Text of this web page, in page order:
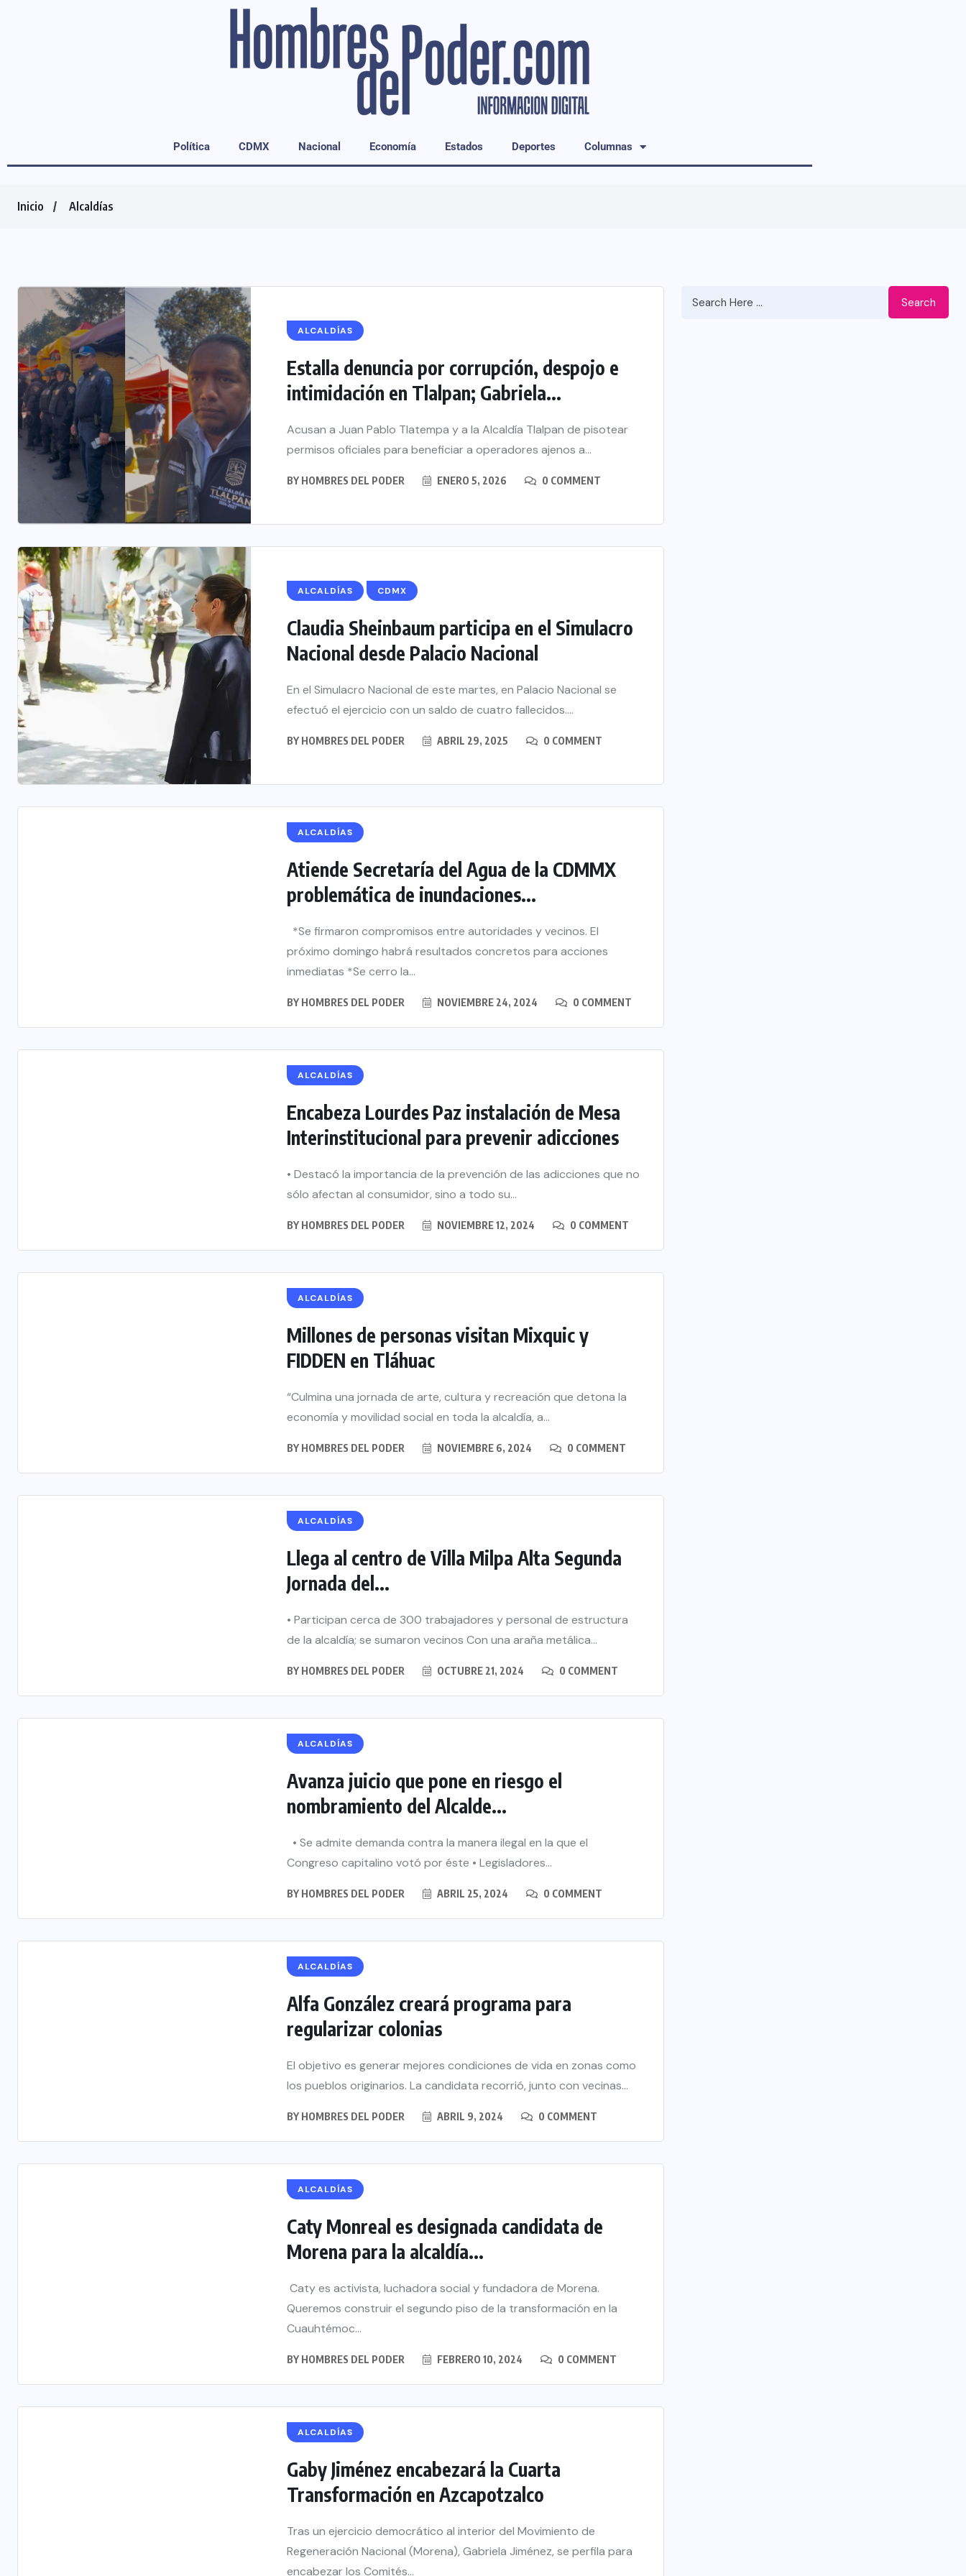
Política CDMX Nacional Economía Estados Deportes Columnas
Inicio Alcaldías
ALCALDÍAS
Estalla denuncia por corrupción, despojo e
intimidación en Tlalpan; Gabriela...
Acusan a Juan Pablo Tlatempa y a la Alcaldía Tlalpan de pisotear
permisos oficiales para beneficiar a operadores ajenos a...
BY HOMBRES DEL PODER ENERO 5, 2026 0 COMMENT
ALCALDÍAS CDMX
Claudia Sheinbaum participa en el Simulacro
Nacional desde Palacio Nacional
En el Simulacro Nacional de este martes, en Palacio Nacional se
efectuó el ejercicio con un saldo de cuatro fallecidos....
BY HOMBRES DEL PODER ABRIL 29, 2025 0 COMMENT
ALCALDÍAS
Atiende Secretaría del Agua de la CDMMX
problemática de inundaciones...
*Se firmaron compromisos entre autoridades y vecinos. El
próximo domingo habrá resultados concretos para acciones
inmediatas *Se cerro la...
BY HOMBRES DEL PODER NOVIEMBRE 24, 2024 0 COMMENT
ALCALDÍAS
Encabeza Lourdes Paz instalación de Mesa
Interinstitucional para prevenir adicciones
• Destacó la importancia de la prevención de las adicciones que no
sólo afectan al consumidor, sino a todo su...
BY HOMBRES DEL PODER NOVIEMBRE 12, 2024 0 COMMENT
ALCALDÍAS
Millones de personas visitan Mixquic y
FIDDEN en Tláhuac
“Culmina una jornada de arte, cultura y recreación que detona la
economía y movilidad social en toda la alcaldía, a...
BY HOMBRES DEL PODER NOVIEMBRE 6, 2024 0 COMMENT
ALCALDÍAS
Llega al centro de Villa Milpa Alta Segunda
Jornada del...
• Participan cerca de 300 trabajadores y personal de estructura
de la alcaldía; se sumaron vecinos Con una araña metálica...
BY HOMBRES DEL PODER OCTUBRE 21, 2024 0 COMMENT
ALCALDÍAS
Avanza juicio que pone en riesgo el
nombramiento del Alcalde...
• Se admite demanda contra la manera ilegal en la que el
Congreso capitalino votó por éste • Legisladores...
BY HOMBRES DEL PODER ABRIL 25, 2024 0 COMMENT
ALCALDÍAS
Alfa González creará programa para
regularizar colonias
El objetivo es generar mejores condiciones de vida en zonas como
los pueblos originarios. La candidata recorrió, junto con vecinas...
BY HOMBRES DEL PODER ABRIL 9, 2024 0 COMMENT
ALCALDÍAS
Caty Monreal es designada candidata de
Morena para la alcaldía...
Caty es activista, luchadora social y fundadora de Morena.
Queremos construir el segundo piso de la transformación en la
Cuauhtémoc...
BY HOMBRES DEL PODER FEBRERO 10, 2024 0 COMMENT
ALCALDÍAS
Gaby Jiménez encabezará la Cuarta
Transformación en Azcapotzalco
Tras un ejercicio democrático al interior del Movimiento de
Regeneración Nacional (Morena), Gabriela Jiménez, se perfila para
encabezar los Comités...
Search